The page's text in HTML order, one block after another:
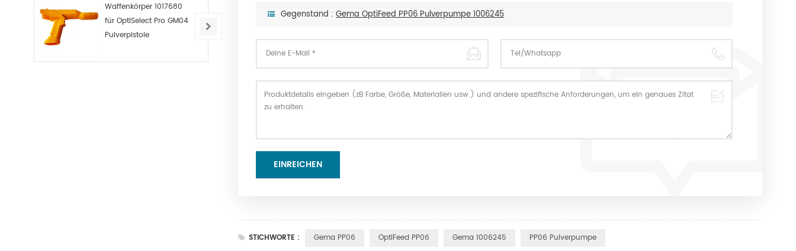
Gegenstand :Gema OptiFeed PP06 Pulverpumpe 1006245
STICHWORTE : Gema PP06 OptiFeed PP06 Gema 1006245 PP06 Pulverpumpe
Waffenkörper 1017680
für OptiSelect Pro GM04
Pulverpistole